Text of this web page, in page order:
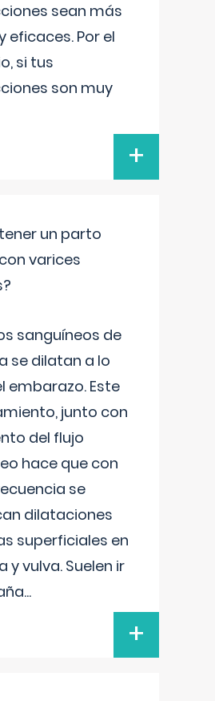
sean más
eficaces. Por el
si tus
son muy
+
un parto
varices
sanguíneos de
se dilatan a lo
embarazo. Este
junto con
del flujo
hace que con
se
dilataciones
superficiales en
y vulva. Suelen ir
...
+